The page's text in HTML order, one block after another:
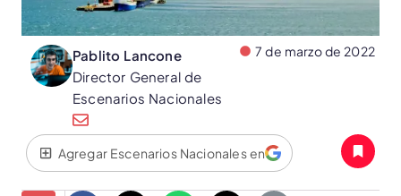
Pablito Lancone
Director General de
Escenarios Nacionales
7 de marzo de 2022
Agregar Escenarios Nacionales en